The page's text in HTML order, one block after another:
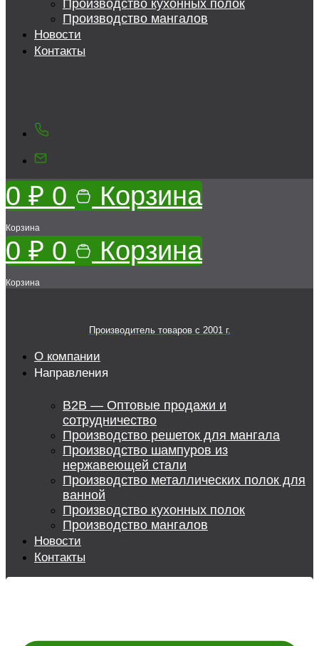
Производство кухонных полок
Производство мангалов
Новости
Контакты
0 ₽ 0 Корзина
Корзина
0 ₽ 0 Корзина
Корзина
Производитель товаров c 2001 г.
О компании
Направления
B2B — Оптовые продажи и
сотрудничество
Производство решеток для мангала
Производство шампуров из
нержавеющей стали
Производство металлических полок для
ванной
Производство кухонных полок
Производство мангалов
Новости
Контакты